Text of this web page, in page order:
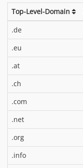
Top-Level-Domain
.de
.eu
.at
.ch
.com
.net
.org
.info